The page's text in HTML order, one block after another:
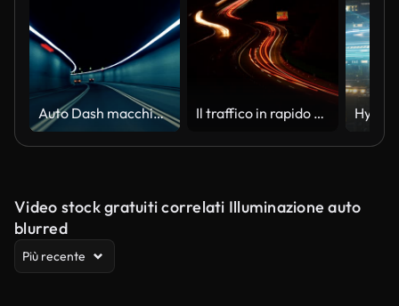
Auto Dash macchina fotografica intervallo di tempo notturno in un Tunnel in autostrada Il traffico in rapido movimento nelle ore di punta viaggia sull'autostrada
Video stock gratuiti correlati Illuminazione auto
blurred
Più recente